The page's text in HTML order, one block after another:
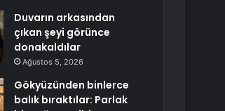
Duvarın arkasından
çıkan şeyi görünce
donakaldılar
Ağustos 5, 2026
Gökyüzünden binlerce
balık bıraktılar: Parlak